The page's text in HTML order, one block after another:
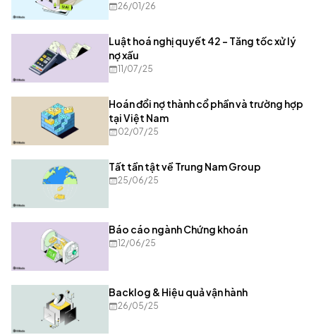
26/01/26
Luật hoá nghị quyết 42 – Tăng tốc xử lý
nợ xấu
11/07/25
Hoán đổi nợ thành cổ phần và trường hợp
tại Việt Nam
02/07/25
Tất tần tật về Trung Nam Group
25/06/25
Báo cáo ngành Chứng khoán
12/06/25
Backlog & Hiệu quả vận hành
26/05/25